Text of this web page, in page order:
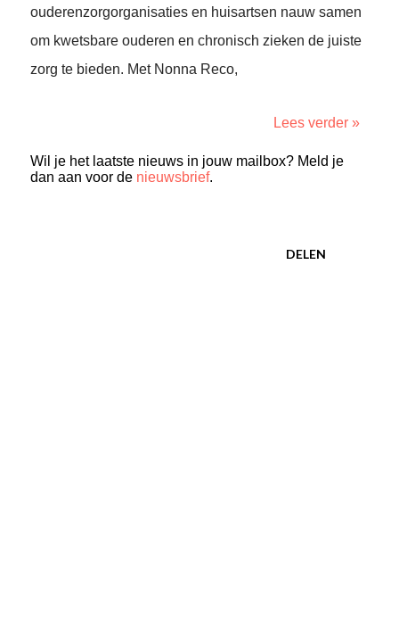
ouderenzorgorganisaties en huisartsen nauw samen
om kwetsbare ouderen en chronisch zieken de juiste
zorg te bieden. Met Nonna Reco,
Lees verder »
Wil je het laatste nieuws in jouw mailbox? Meld je
dan aan voor de nieuwsbrief.
DELEN